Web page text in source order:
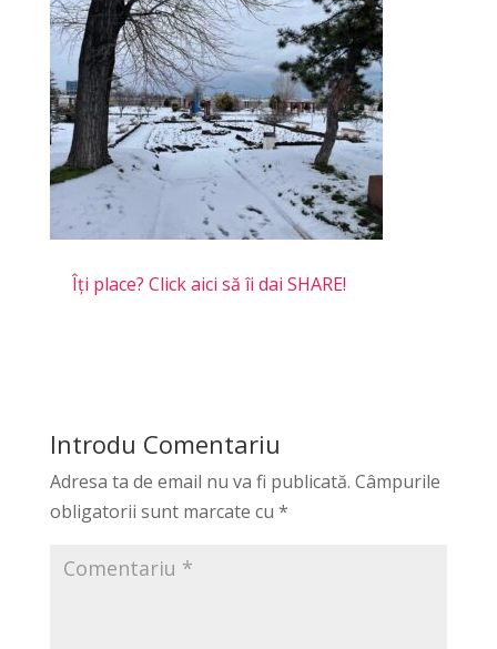
Îți place? Click aici să îi dai SHARE!
Introdu Comentariu
Adresa ta de email nu va fi publicată. Câmpurile
obligatorii sunt marcate cu *